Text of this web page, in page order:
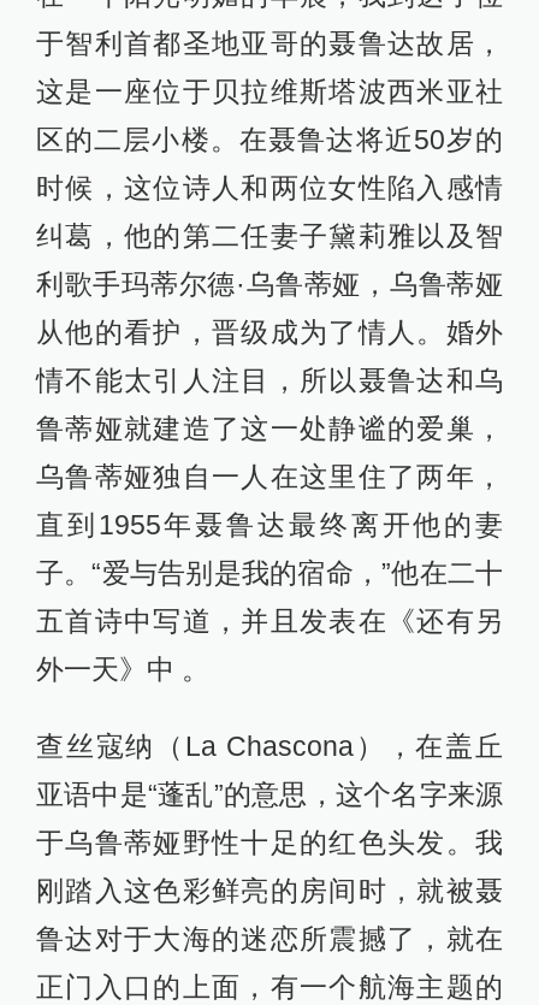
于智利首都圣地亚哥的聂鲁达故居，
这是一座位于贝拉维斯塔波西米亚社
区的二层小楼。在聂鲁达将近50岁的
时候，这位诗人和两位女性陷入感情
纠葛，他的第二任妻子黛莉雅以及智
利歌手玛蒂尔德·乌鲁蒂娅，乌鲁蒂娅
从他的看护，晋级成为了情人。婚外
情不能太引人注目，所以聂鲁达和乌
鲁蒂娅就建造了这一处静谧的爱巢，
乌鲁蒂娅独自一人在这里住了两年，
直到1955年聂鲁达最终离开他的妻
子。“爱与告别是我的宿命，”他在二十
五首诗中写道，并且发表在《还有另
外一天》中 。
查丝寇纳（La Chascona），在盖丘
亚语中是“蓬乱”的意思，这个名字来源
于乌鲁蒂娅野性十足的红色头发。我
刚踏入这色彩鲜亮的房间时，就被聂
鲁达对于大海的迷恋所震撼了，就在
正门入口的上面，有一个航海主题的